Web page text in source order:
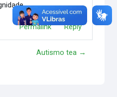
Permalink Reply
Autismo tea →